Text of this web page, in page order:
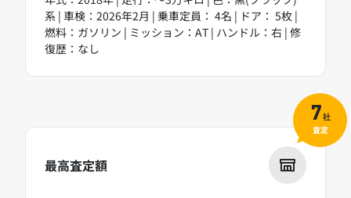
系 | 車検：2026年2月 | 乗車定員： 4名 | ドア： 5枚 |
燃料：ガソリン | ミッション：AT | ハンドル：右 | 修
復歴：なし
最高査定額
7社
査定